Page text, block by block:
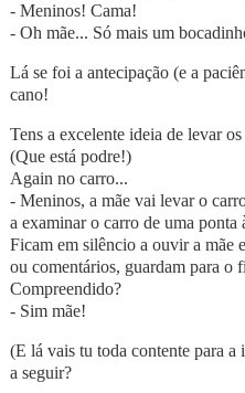
- Meninos! Cama!
- Oh mãe... Só mais um
Lá se foi a antecipação (e a
cano!
Tens a excelente ideia de levar
(Que está podre!)
Again no carro...
- Meninos, a mãe vai levar o
a examinar o carro de uma ponta
Ficam em silêncio a ouvir a mãe
ou comentários, guardam para o
Compreendido?
- Sim mãe!
(E lá vais tu toda contente para a
a seguir?